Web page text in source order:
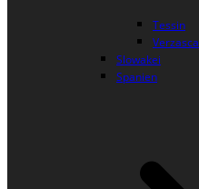
Tessin
Verzasca
Slowakei
Spanien